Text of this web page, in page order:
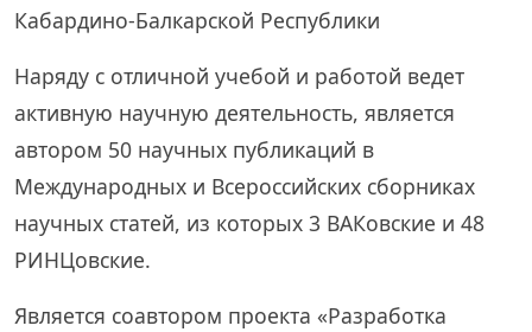
Кабардино-Балкарской Республики
Наряду с отличной учебой и работой ведет
активную научную деятельность, является
автором 50 научных публикаций в
Международных и Всероссийских сборниках
научных статей, из которых 3 ВАКовские и 48
РИНЦовские.
Является соавтором проекта «Разработка